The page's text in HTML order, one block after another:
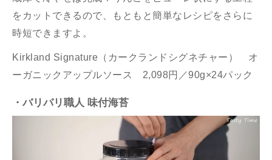
をカットできるので、もともと簡単なレシピをさらに
時短できますよ。
Kirkland Signature（カークランドシグネチャー） オ
ーガニックアップルソース 2,098円／90g×24パック
・バリバリ職人 味付海苔